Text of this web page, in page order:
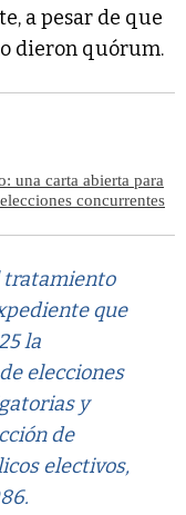
a pesar de que
dieron quórum.
una carta abierta para
concurrentes
tratamiento
que
la
elecciones
y
de
electivos,